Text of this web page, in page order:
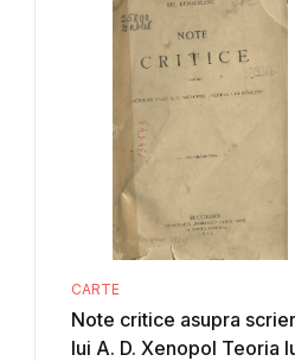
CARTE
Note critice asupra
lui A. D. Xenopol Teoria